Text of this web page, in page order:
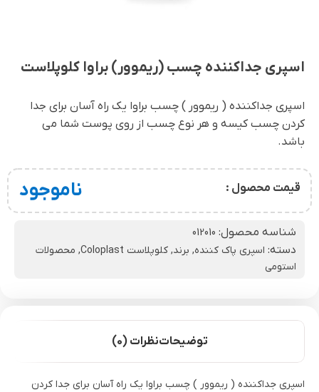
اسپری جداکننده چسب (ریموور) براوا کلوپلاست
اسپری جداکننده ( ریموور ) چسب براوا یک راه آسان برای جدا
کردن چسب کیسه و هر نوع چسب از روی پوست شما می
باشد.
قیمت محصول : ناموجود
شناسه محصول: 012010
دسته: اسپری پاک کننده, برند, کلوپلاست Coloplast , محصولات
استومی
توضیحاتنظرات (0)
اسپری جداکننده ( ریموور ) چسب براوا یک راه آسان برای جدا کردن